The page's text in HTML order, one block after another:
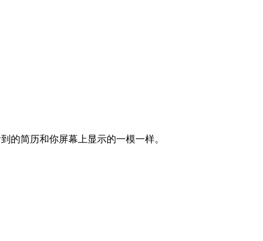
的简历和你屏幕上显示的一模一样。